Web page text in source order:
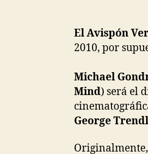
El Avispón
2010, por
Michael
Mind) será el
George
Originalmente,